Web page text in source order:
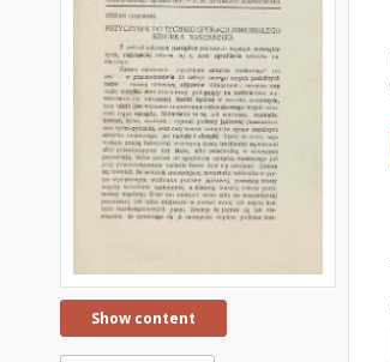
Show content